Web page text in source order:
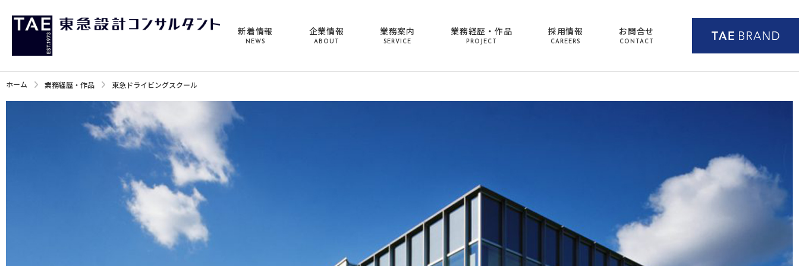
新着情報
NEWS
企業情報
ABOUT
業務案内
SERVICE
業務経歴・作品
PROJECT
採用情報
CAREERS
お問合せ
CONTACT
ホーム 業務経歴・作品 東急ドライビングスクール